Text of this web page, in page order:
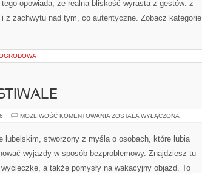
opowiada, że realna bliskość wyrasta z gestów: z
z zachwytu nad tym, co autentyczne. Zobacz kategorie
MOŻLIWOŚĆ KOMENTOWANIA WYDARZENIA
ZOSTAŁA WYŁĄCZONA
lubelskim, stworzony z myślą o osobach, które lubią
wyjazdy w sposób bezproblemowy. Znajdziesz tu
a także pomysły na wakacyjny objazd. To